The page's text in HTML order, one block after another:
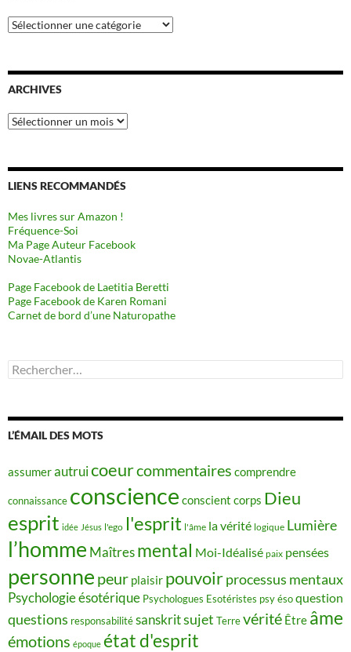
Catégories
ARCHIVES
Archives
LIENS RECOMMANDÉS
Mes livres sur Amazon !
Fréquence-Soi
Ma Page Auteur Facebook
Novae-Atlantis
Page Facebook de Laetitia Beretti
Page Facebook de Karen Romani
Carnet de bord d’une Naturopathe
Rechercher :
L’ÉMAIL DES MOTS
assumerautruicoeurcommentaires comprendre
connaissance conscience conscient corps Dieu
esprit idée Jésus l'ego l'esprit l'âme la vérité logique Lumière
l’homme Maîtres mental Moi-Idéalisé paix pensées
personne peur plaisir pouvoirprocessus mentaux
Psychologie ésotérique Psychologues Esotéristes psy ésoquestion
questions responsabilitésanskritsujet Terrevérité Être âme
émotions époque état d'esprit